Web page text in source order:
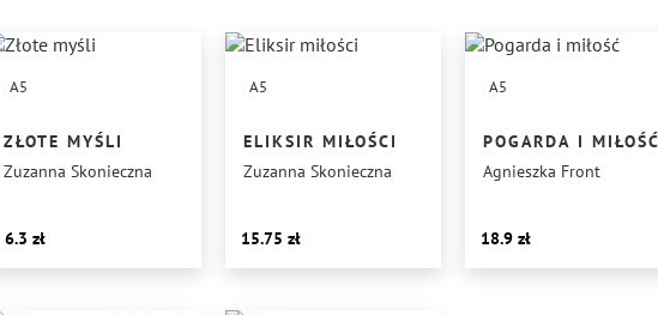
A5
ZŁOTE MYŚLI
Zuzanna Skonieczna
6.3
A5
ELIKSIR MIŁOŚCI
Zuzanna Skonieczna
15.75
A5
POGARDA I MIŁOŚĆ
Agnieszka Front
18.9